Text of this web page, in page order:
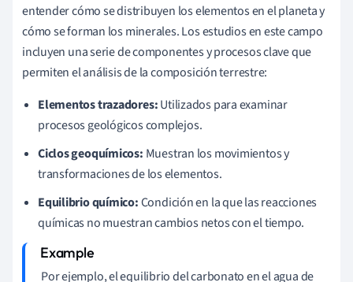
entender cómo se distribuyen los elementos en el planeta y
cómo se forman los minerales. Los estudios en este campo
incluyen una serie de componentes y procesos clave que
permiten el análisis de la composición terrestre:
Elementos trazadores:Utilizados para examinar
procesos geológicos complejos.
Ciclos geoquímicos: Muestran los movimientos y
transformaciones de los elementos.
Equilibrio químico:Condición en la que las reacciones
químicas no muestran cambios netos con el tiempo.
Por ejemplo, el equilibrio del carbonato en el agua de